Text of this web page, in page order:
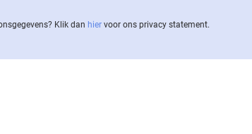
Klik dan hier voor ons privacy statement.